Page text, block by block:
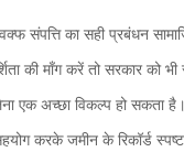
संपत्ति का सही प्रबंधन
की माँग करें तो सरकार को
एक अच्छा विकल्प हो सकता है।
करके जमीन के रिकॉर्ड